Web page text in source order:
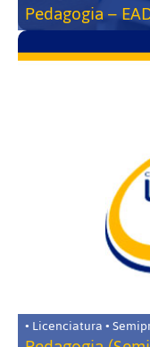
Pedagogia –
• Licenciatura •